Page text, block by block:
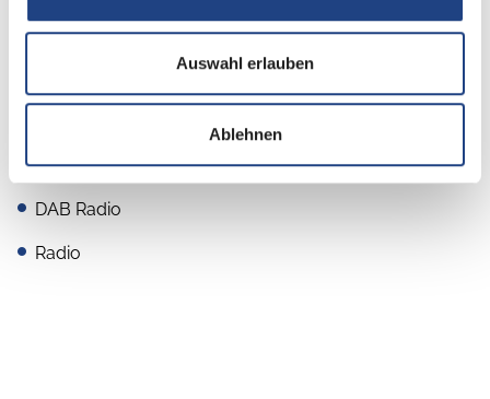
Auswahl erlauben
Ablehnen
TV
Android Auto
DAB Radio
Radio